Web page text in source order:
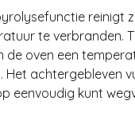
reinigt
te verbranden.
de oven een
Het achtergebleven
eenvoudig kunt